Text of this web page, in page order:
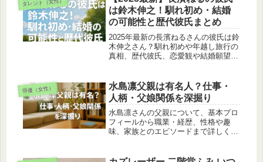
は鈴木伸之！馴れ初め・結婚
の可能性と歴代彼氏まとめ
2025年最新の長濱ねるさんの彼氏は鈴
木伸之さん？馴れ初めや年越し旅行の
真相、歴代彼氏、恋愛観や結婚願望ま
俳優（女性）
水島凛父親は有名人？仕事・
人柄・父娘関係を深掘り
水島凛さんの父親について、基本プロ
フィールから職業・経歴、性格や趣
味、家族とのエピソードまで詳しく解
す。